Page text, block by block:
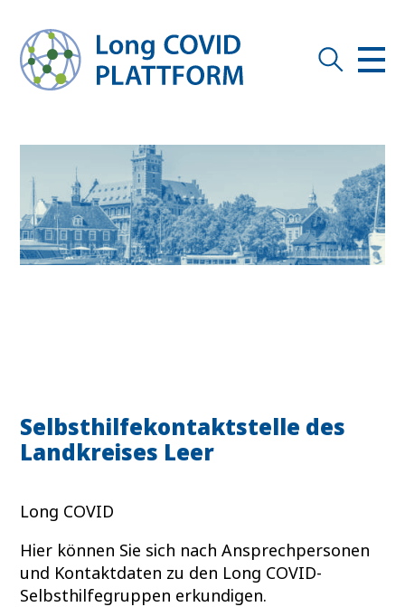
Selbsthilfekontaktstelle des
Landkreises Leer
Long COVID
Hier können Sie sich nach Ansprechpersonen
und Kontaktdaten zu den Long COVID-
Selbsthilfegruppen erkundigen.